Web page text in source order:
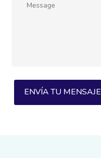
ENVÍA TU MENSAJE